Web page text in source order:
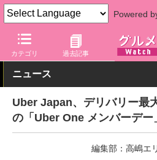
Powered
カテゴリ 過去記事
グルメ Watch サービス デリバリー
ニュース
Uber Japan、デリバリー最
の「Uber One メンバーデー
編集部：高嶋エ